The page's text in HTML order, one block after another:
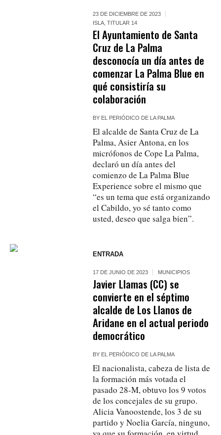
23 DE DICIEMBRE DE 2023
ISLA ,TITULAR 14
El Ayuntamiento de Santa
Cruz de La Palma
desconocía un día antes de
comenzar La Palma Blue en
qué consistiría su
colaboración
BY EL PERIÓDICO DE LA PALMA
El alcalde de Santa Cruz de La
Palma, Asier Antona, en los
micrófonos de Cope La Palma,
declaró un día antes del
comienzo de La Palma Blue
Experience sobre el mismo que
“es un tema que está organizando
el Cabildo, yo sé tanto como
usted, deseo que salga bien”.
ENTRADA
17 DE JUNIO DE 2023 MUNICIPIOS
Javier Llamas (CC) se
convierte en el séptimo
alcalde de Los Llanos de
Aridane en el actual periodo
democrático
BY EL PERIÓDICO DE LA PALMA
El nacionalista, cabeza de lista de
la formación más votada el
pasado 28-M, obtuvo los 9 votos
de los concejales de su grupo.
Alicia Vanoostende, los 3 de su
partido y Noelia García, ninguno,